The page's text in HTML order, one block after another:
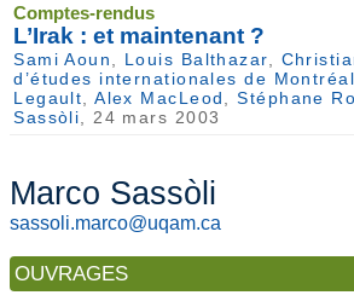
Comptes-rendus
L’Irak : et maintenant ?
Sami Aoun Louis Balthazar
d’études internationales de
Legault ,Alex MacLeod ,Stéphane
Sassòli , 24 mars 2003
Marco Sassòli
sassoli.marco@uqam.ca
OUVRAGES